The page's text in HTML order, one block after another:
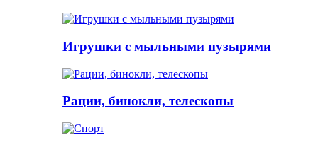
Игрушки с мыльными пузырями
Рации, бинокли, телескопы